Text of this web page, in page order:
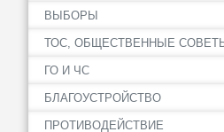
ВЫБОРЫ
ТОС, ОБЩЕСТВЕННЫЕ
ГО И ЧС
БЛАГОУСТРОЙСТВО
ПРОТИВОДЕЙСТВИЕ